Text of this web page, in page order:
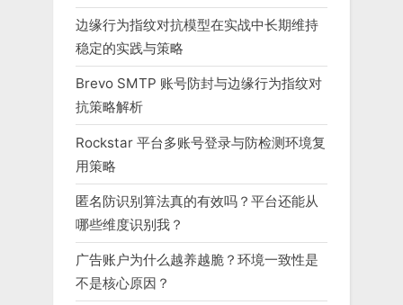
边缘行为指纹对抗模型在实战中长期维持
稳定的实践与策略
Brevo SMTP 账号防封与边缘行为指纹对
抗策略解析
Rockstar 平台多账号登录与防检测环境复
用策略
匿名防识别算法真的有效吗？平台还能从
哪些维度识别我？
广告账户为什么越养越脆？环境一致性是
不是核心原因？